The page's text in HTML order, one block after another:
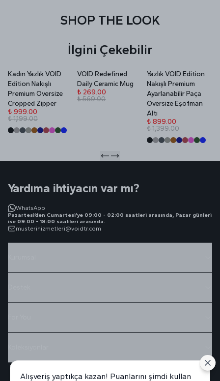
SHOP THE LOOK
İlgini Çekebilir
Kadın Yazlık VOID
Edition Nakışlı
Premium Oversize
Cropped Zipper
₺ 999.00
₺ 1,199.00
VOID Redefined
Daily Ceramic Mug
₺ 269.00
₺ 569.00
Yazlık VOID Edition
Nakışlı Premium
Ayarlanabilir Paça
Oversize Eşofman
Altı
₺ 899.00
₺ 1,399.00
Yardıma ihtiyacın var mı?
WhatsApp
Pazartesi’den Cumartesi’ye 09:00 - 02:00 saatleri arasında, Pazar günleri
ise 09:00 - 18:00 saatleri arasında.
musterihizmetleri@voidtr.com
Alışveriş yaptıkça kazan! Puanlarını şimdi kullan